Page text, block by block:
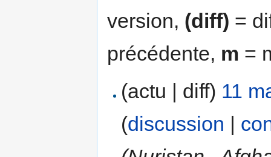
version, (diff) =
précédente, m =
(actu | diff) 11
(discussion |